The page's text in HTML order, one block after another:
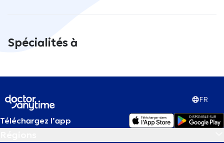
Spécialités à
FR
Téléchargez l’app